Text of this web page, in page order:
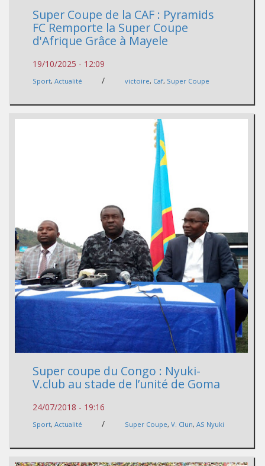
Super Coupe de la CAF : Pyramids
FC Remporte la Super Coupe
d'Afrique Grâce à Mayele
19/10/2025 - 12:09
Sport, Actualité / victoire, Caf, Super Coupe
Super coupe du Congo : Nyuki-
V.club au stade de l’unité de Goma
24/07/2018 - 19:16
Sport, Actualité / Super Coupe, V. Clun, AS Nyuki